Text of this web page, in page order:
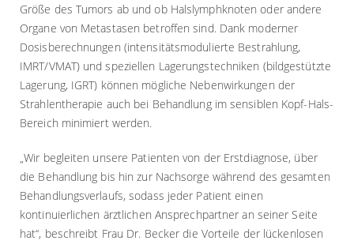
Größe des Tumors ab und ob Halslymphknoten oder andere
Organe von Metastasen betroffen sind. Dank moderner
Dosisberechnungen (intensitätsmodulierte Bestrahlung,
IMRT/VMAT) und speziellen Lagerungstechniken (bildgestützte
Lagerung, IGRT) können mögliche Nebenwirkungen der
Strahlentherapie auch bei Behandlung im sensiblen Kopf-Hals-
Bereich minimiert werden.
„Wir begleiten unsere Patienten von der Erstdiagnose, über
die Behandlung bis hin zur Nachsorge während des gesamten
Behandlungsverlaufs, sodass jeder Patient einen
kontinuierlichen ärztlichen Ansprechpartner an seiner Seite
hat“, beschreibt Frau Dr. Becker die Vorteile der lückenlosen